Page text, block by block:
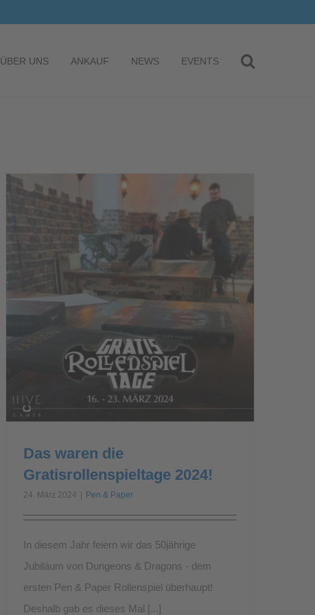
ÜBER UNS ANKAUF NEWS EVENTS
Das waren die
Gratisrollenspieltage 2024!
24. März 2024 Pen & Paper
In diesem Jahr feiern wir das 50jährige
Jubiläum von Dungeons & Dragons - dem
ersten Pen & Paper Rollenspiel überhaupt!
Deshalb gab es dieses Mal [...]